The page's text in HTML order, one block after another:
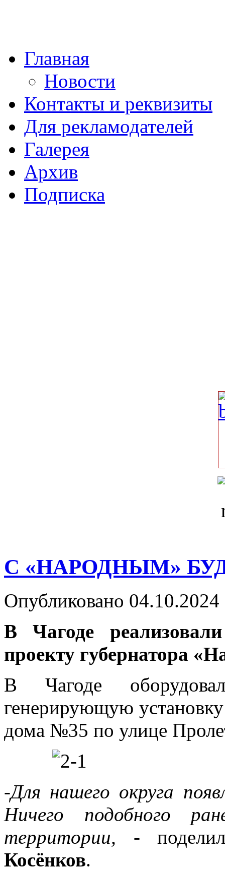
Главная
Новости
Контакты и реквизиты
Для рекламодателей
Галерея
Архив
Подписка
С «НАРОДНЫМ»
Опубликовано
В Чагоде
проекту губернатора
В Чагоде
генерирующую
дома №35 по улице
-Для нашего округа
Ничего подобного
территории, -
Косёнков.